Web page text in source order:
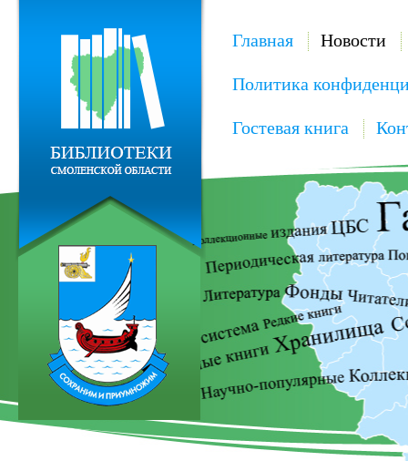
Главная Новости
Политика
Гостевая книга